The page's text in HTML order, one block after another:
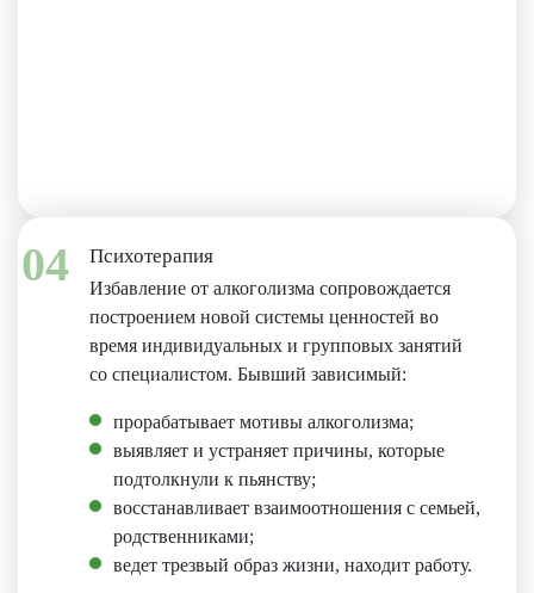
04 Психотерапия
Избавление от алкоголизма сопровождается
построением новой системы ценностей во
время индивидуальных и групповых занятий
со специалистом. Бывший зависимый:
прорабатывает мотивы алкоголизма;
выявляет и устраняет причины, которые
подтолкнули к пьянству;
восстанавливает взаимоотношения с семьей,
родственниками;
ведет трезвый образ жизни, находит работу.